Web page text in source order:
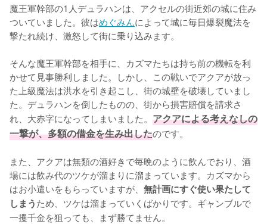
魔王軍幹部の1人デュラハンは、アクセルの街近郊の城に住み
ついていました。彼はめぐみんによって城に毎日爆裂魔法を
撃たれ続け、激怒して街に乗り込みます。
そんな魔王軍幹部を相手に、カズマたちは持ち前の機転を利
かせて見事勝利しました。しかし、この戦いでアクアが放っ
た上級魔法は洪水を引き起こし、街の城壁を破壊していまし
た。デュラハンを倒したものの、街から損害賠償を請求さ
れ、大赤字になってしまいました。 アクアによる考えなしの
一撃が、多額の借金を生み出したのです。
また、アクアは無類の酒好きで毎晩のように飲んでおり、酒
場には飲み代のツケが溜まりに溜まっています。カズマから
はお小遣いをもらっていますが、 無計画にすぐ使い果たして
しまうため、ツケは溜まっていくばかりです。ギャンブルで
一攫千金を狙っても、まず勝てません。